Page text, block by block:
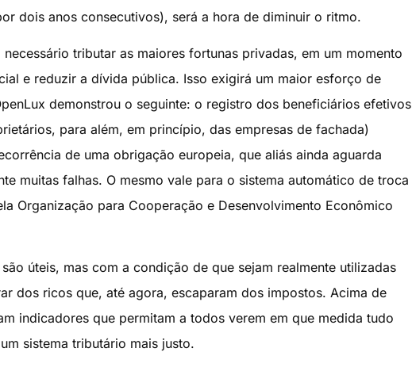
dois anos consecutivos), será a hora de diminuir o ritmo.
tributar as maiores fortunas privadas, em um momento
e reduzir a dívida pública. Isso exigirá um maior esforço de
demonstrou o seguinte: o registro dos beneficiários efetivos
para além, em princípio, das empresas de fachada)
de uma obrigação europeia, que aliás ainda aguarda
muitas falhas. O mesmo vale para o sistema automático de troca
Organização para Cooperação e Desenvolvimento Econômico
úteis, mas com a condição de que sejam realmente utilizadas
dos ricos que, até agora, escaparam dos impostos. Acima de
indicadores que permitam a todos verem em que medida tudo
sistema tributário mais justo.